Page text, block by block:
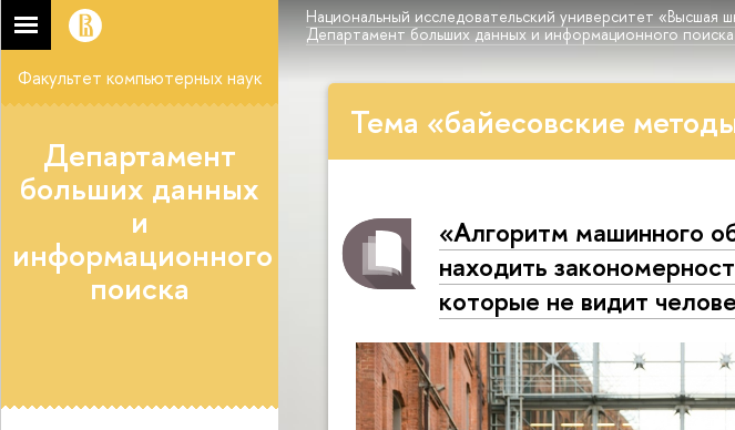
Национальный исследовательский университет «Высшая
Департамент больших данных и информационного поиска
Факультет компьютерных наук
Департамент
больших данных
и
информационного
поиска
Тема «байесовские
«Алгоритм машинного
находить
которые не видит